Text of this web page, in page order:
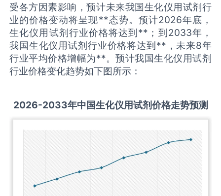
受各方因素影响，预计未来我国生化仪用试剂行
业的价格变动将呈现**态势。预计2026年底，
生化仪用试剂行业价格将达到**；到2033年，
我国生化仪用试剂行业价格将达到**，未来8年
行业平均价格增幅为**。预计我国生化仪用试剂
行业价格变化趋势如下图所示：
2026-2033年中国生化仪用试剂价格走势预测